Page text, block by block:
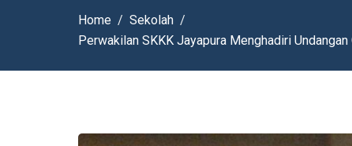
Home
Sekolah
Perwakilan SKKK Jayapura Menghadiri